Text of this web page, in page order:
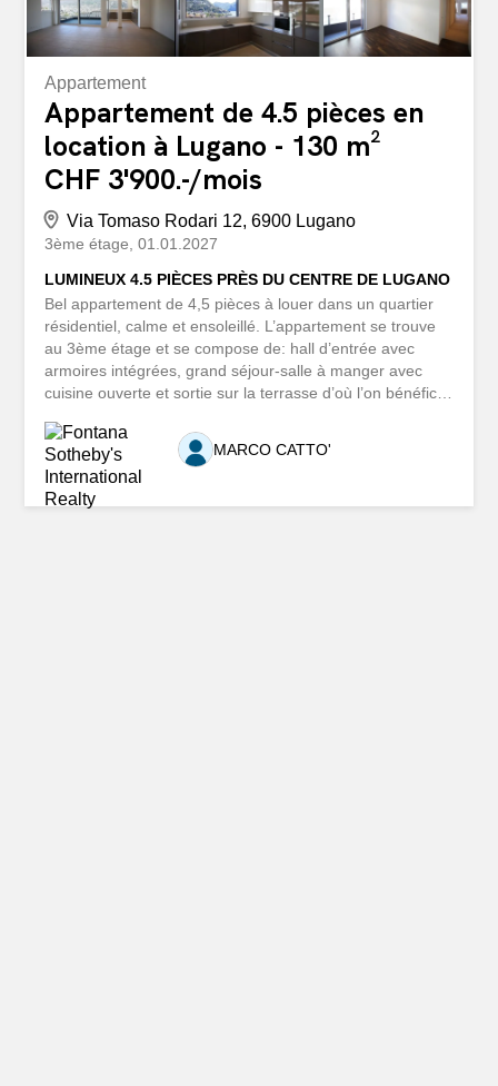
Appartement
Appartement de 4.5 pièces en
location à Lugano - 130 m²
CHF 3'900.-/mois
Via Tomaso Rodari 12, 6900 Lugano
3ème étage 01.01.2027
LUMINEUX 4.5 PIÈCES PRÈS DU CENTRE DE LUGANO
Bel appartement de 4,5 pièces à louer dans un quartier
résidentiel, calme et ensoleillé. L’appartement se trouve
au 3ème étage et se compose de: hall d’entrée avec
armoires intégrées, grand séjour-salle à manger avec
cuisine ouverte et sortie sur la terrasse d’où l’on bénéficie
(dont 2 avec balcon) et 2 salles de bains. L’appartement
est complété par une place de parking dans un garage.
Le centre-ville et la gare de Lugano sont accessibles à
pied en seulement deux minutes. Tous les services offerts
MARCO CATTO'